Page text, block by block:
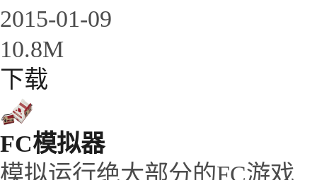
2015-01-09
10.8M
下载
FC模拟器
模拟运行绝大部分的FC游戏